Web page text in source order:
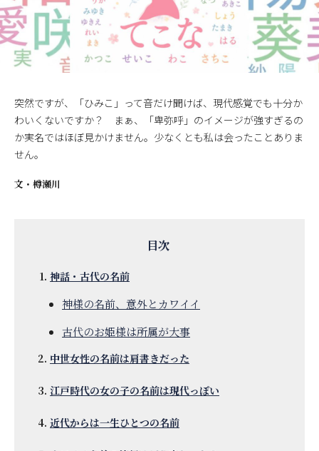
突然ですが、「ひみこ」って音だけ聞けば、現代感覚でも十分か
わいくないですか？ まぁ、「卑弥呼」のイメージが強すぎるの
か実名ではほぼ見かけません。少なくとも私は会ったことありま
せん。
文・ 樽瀬川
神話・古代の名前
神様の名前、意外とカワイイ
古代のお姫様は所属が大事
中世女性の名前は肩書きだった
江戸時代の女の子の名前は現代っぽい
近代からは一生ひとつの名前